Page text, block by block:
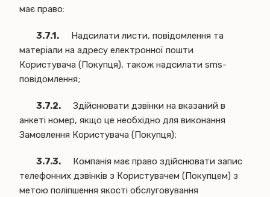
має право:
3.7.1. Надсилати листи, повідомлення та
матеріали на адресу електронної пошти
Користувача (Покупця), також надсилати sms-
повідомлення;
3.7.2. Здійснювати дзвінки на вказаний в
анкеті номер, якщо це необхідно для виконання
Замовлення Користувача (Покупця);
3.7.3. Компанія має право здійснювати запис
телефонних дзвінків з Користувачем (Покупцем) з
метою поліпшення якості обслуговування